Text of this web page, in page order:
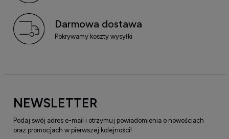
Darmowa dostawa
Pokrywamy koszty wysyłki
NEWSLETTER
Podaj swój adres e-mail i otrzymuj powiadomienia o nowościach
oraz promocjach w pierwszej kolejności!